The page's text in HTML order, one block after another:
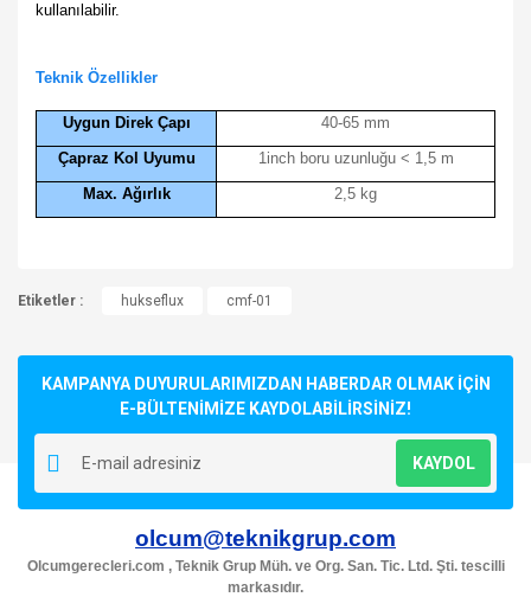
kullanılabilir.
Teknik Özellikler
Uygun Direk Çapı
40-65 mm
Çapraz Kol Uyumu
1inch boru uzunluğu < 1,5 m
Max. Ağırlık
2,5 kg
Yorum Yaz
konularda yetersiz gördüğünüz noktaları öneri formunu
Ürün resmi kalitesiz, bozuk veya görüntülenemiyor.
Ürün bilgilerinde hatalar bulunuyor.
Ürün fiyatı diğer sitelerden daha pahalı.
Bu ürüne benzer farklı alternatifler olmalı.
Etiketler : hukseflux cmf-01
KAMPANYA DUYURULARIMIZDAN HABERDAR OLMAK İÇİN
E-BÜLTENİMİZE KAYDOLABİLİRSİNİZ!
KAYDOL
olcum@teknikgrup.com
Olcumgerecleri.com , Teknik Grup Müh. ve Org. San. Tic. Ltd. Şti. tescilli
markasıdır.